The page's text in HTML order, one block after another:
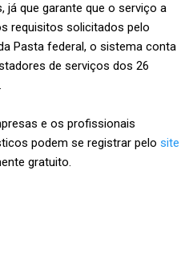
já que garante que o serviço a
requisitos solicitados pelo
Pasta federal, o sistema conta
de serviços dos 26
e os profissionais
podem se registrar pelo site
gratuito.